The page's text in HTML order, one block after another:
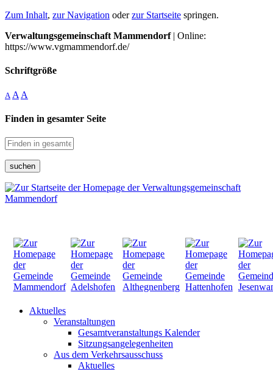
Zum Inhalt, zur Navigation oderzur Startseite springen.
Verwaltungsgemeinschaft Mammendorf| Online:
https://www.vgmammendorf.de/
Schriftgröße
A A A
Finden in gesamter Seite
suchen
Aktuelles
Veranstaltungen
Gesamtveranstaltungs Kalender
Sitzungsangelegenheiten
Aus dem Verkehrsausschuss
Aktuelles